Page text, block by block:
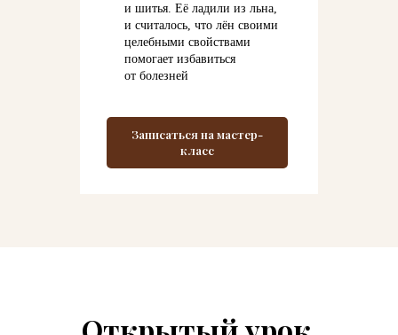
и шитья. Её ладили из льна,
и считалось, что лён своими
целебными свойствами
помогает избавиться
от болезней
Записаться на мастер-
класс